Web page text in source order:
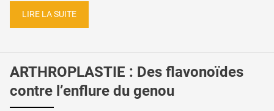
LIRE LA SUITE
ARTHROPLASTIE : Des flavonoïdes
contre l’enflure du genou